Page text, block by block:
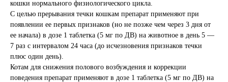
кошки нормального физиологического цикла.
С целью прерывания течки кошкам препарат применяют при
появлении ее первых признаков (но не позже чем через 3 дня от
ее начала) в дозе 1 таблетка (5 мг по ДВ) на животное в день 5 —
7 раз с интервалом 24 часа (до исчезновения признаков течки
плюс один день).
Котам для снижения полового возбуждения и коррекции
поведения препарат применяют в дозе 1 таблетка (5 мг по ДВ) на
Политика конфиденциальности
Согласие на обработку перс. данных
Хотите у нас работать?
Заполнить анкету
Реквизиты